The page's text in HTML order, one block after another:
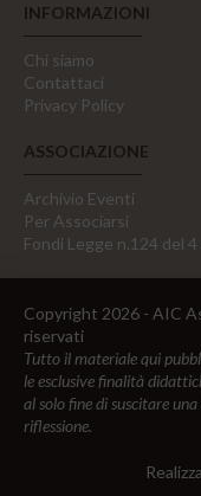
INFORMAZIONI
Chi siamo
Contattaci
Privacy Policy
ASSOCIAZIONE
Archivio Eventi
Per Associarsi
Fondi Legge n.124 del
Copyright 2026 - AIC
riservati
Tutto il materiale qui
le esclusive finalità
al solo fine di suscitare
riflessione.